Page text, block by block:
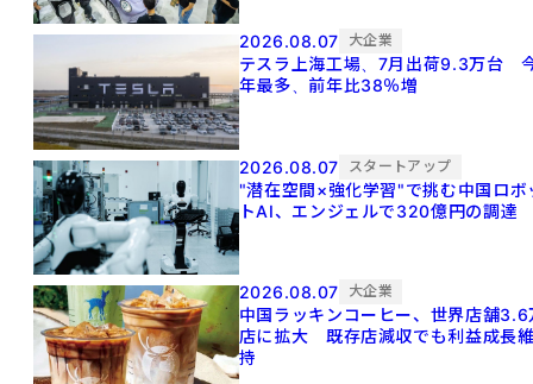
2026.08.07 大企業
テスラ上海工場、7月出荷9.3万台
年最多、前年比38％増
2026.08.07 スタートアップ
"潜在空間×強化学習"で挑む中国ロボ
トAI、エンジェルで320億円の調達
2026.08.07 大企業
中国ラッキンコーヒー、世界店舗3.6
店に拡大 既存店減収でも利益成長
持